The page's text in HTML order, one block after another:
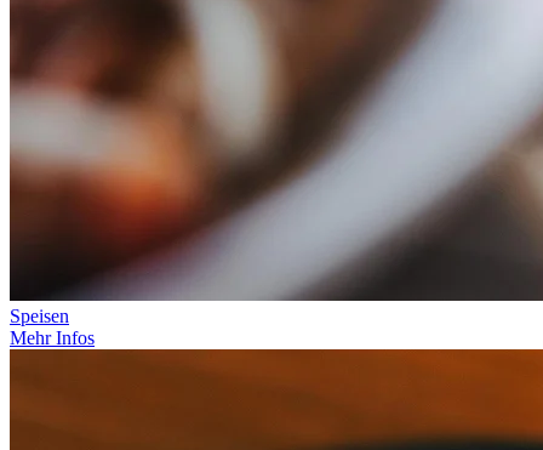
Speisen
Mehr Infos